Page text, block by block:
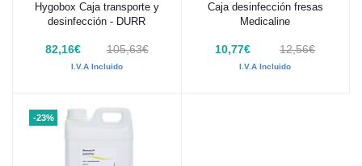
Añadir al carrito
Hygobox Caja transporte y
desinfección - DURR
82,16€ 105,63€
I.V.A Incluido
Añadir al carrito
Caja desinfección fresas
Medicaline
10,77€ 12,56€
I.V.A Incluido
-23%